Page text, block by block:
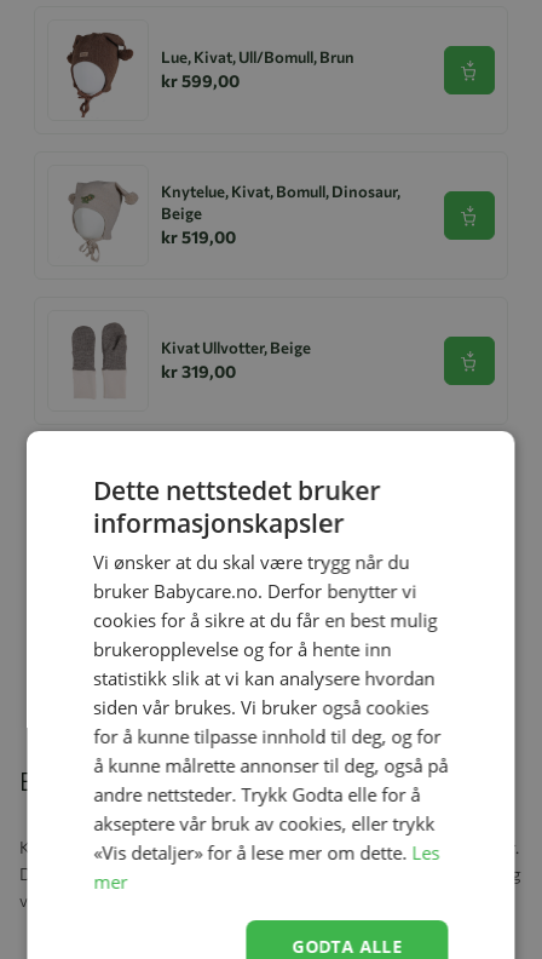
Lue, Kivat, Ull/Bomull, Brun
kr 599,00 Se
Knytelue, Kivat, Bomull, Dinosaur,
Beige
kr 519,00
Se
Kivat Ullvotter, Beige
kr 319,00 Se
Kivat Bomullslue Helikopter
kr 569,00
Kivat Balaclava Mønstret, Ull/Bomull
kr 599,00
Beskrivelse
Kivat er et finsk merke som har produsert klær og luer i over 20 år.
Disse er ledende på sitt felt og er kjent for sine luer med dusk på og
vindstopper ved ørene
Dette nettstedet bruker
informasjonskapsler
Vi ønsker at du skal være trygg når du
bruker Babycare.no. Derfor benytter vi
cookies for å sikre at du får en best mulig
brukeropplevelse og for å hente inn
statistikk slik at vi kan analysere hvordan
siden vår brukes. Vi bruker også cookies
for å kunne tilpasse innhold til deg, og for
å kunne målrette annonser til deg, også på
andre nettsteder. Trykk Godta elle for å
akseptere vår bruk av cookies, eller trykk
«Vis detaljer» for å lese mer om dette. Les
mer
GODTA ALLE